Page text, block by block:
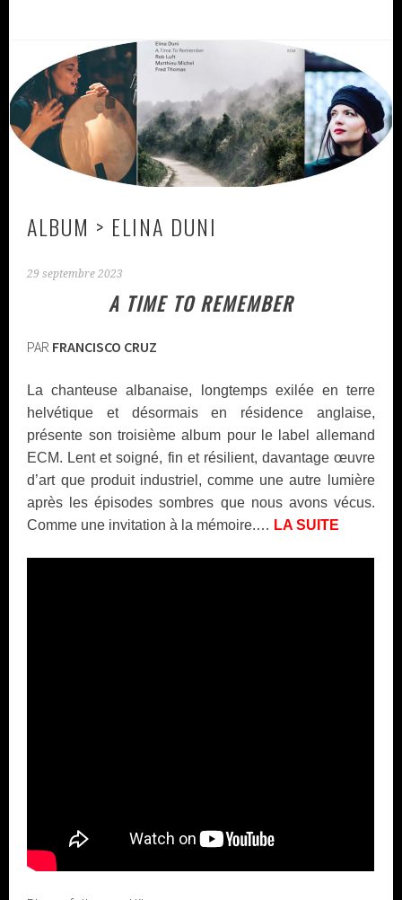
ALBUM > ELINA DUNI
29 septembre 2023
A TIME TO REMEMBER
PAR FRANCISCO CRUZ
La chanteuse albanaise, longtemps exilée en terre
helvétique et désormais en résidence anglaise,
présente son troisième album pour le label allemand
ECM. Lent et soigné, fin et résilient, davantage œuvre
d’art que produit industriel, comme une autre lumière
après les épisodes sombres que nous avons vécus.
Comme une invitation à la mémoire.… LA SUITE